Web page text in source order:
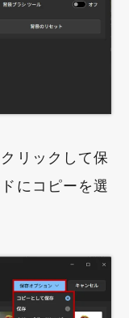
リックして保
にコピーを選